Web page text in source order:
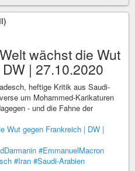
wächst die Wut
| 27.10.2020
heftige Kritik aus Saudi-
um Mohammed-Karikaturen
- und die Fahne der
Wut gegen Frankreich | DW |
#EmmanuelMacron
#Iran #Saudi-Arabien